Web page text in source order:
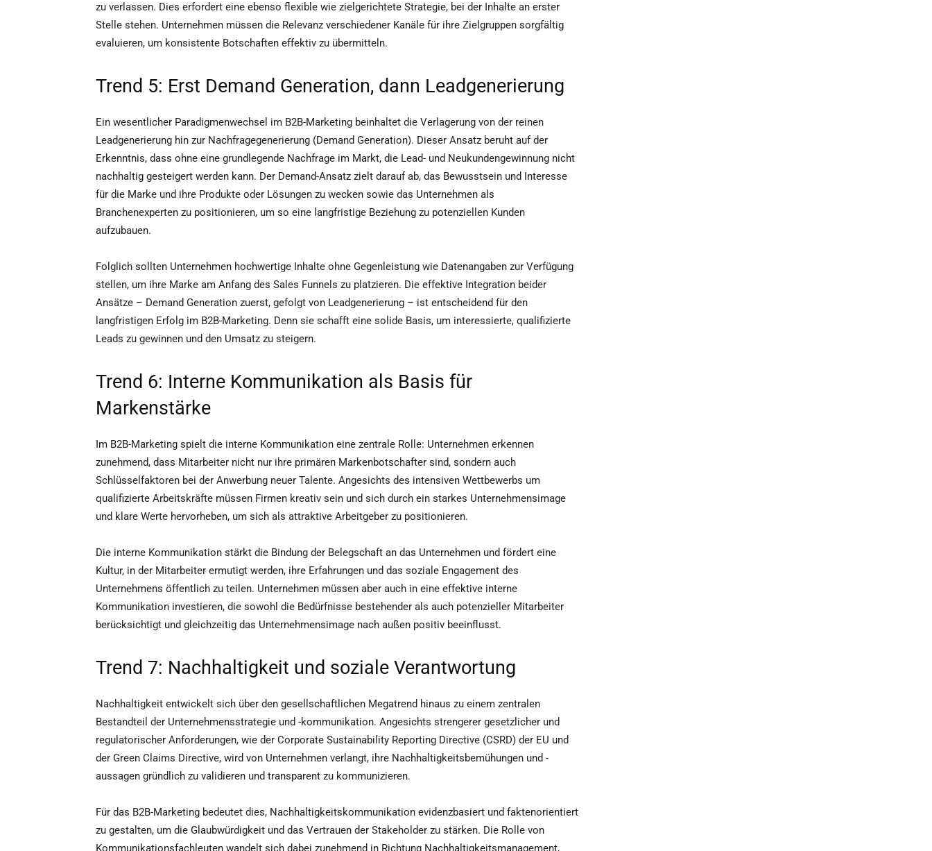
zu verlassen. Dies erfordert eine ebenso flexible wie zielgerichtete Strategie, bei der Inhalte an erster
Stelle stehen. Unternehmen müssen die Relevanz verschiedener Kanäle für ihre Zielgruppen sorgfältig
evaluieren, um konsistente Botschaften effektiv zu übermitteln.
Trend 5: Erst Demand Generation, dann Leadgenerierung
Ein wesentlicher Paradigmenwechsel im B2B-Marketing beinhaltet die Verlagerung von der reinen
Leadgenerierung hin zur Nachfragegenerierung (Demand Generation). Dieser Ansatz beruht auf der
Erkenntnis, dass ohne eine grundlegende Nachfrage im Markt, die Lead- und Neukundengewinnung nicht
nachhaltig gesteigert werden kann. Der Demand-Ansatz zielt darauf ab, das Bewusstsein und Interesse
für die Marke und ihre Produkte oder Lösungen zu wecken sowie das Unternehmen als
Branchenexperten zu positionieren, um so eine langfristige Beziehung zu potenziellen Kunden
aufzubauen.
Folglich sollten Unternehmen hochwertige Inhalte ohne Gegenleistung wie Datenangaben zur Verfügung
stellen, um ihre Marke am Anfang des Sales Funnels zu platzieren. Die effektive Integration beider
Ansätze – Demand Generation zuerst, gefolgt von Leadgenerierung – ist entscheidend für den
langfristigen Erfolg im B2B-Marketing. Denn sie schafft eine solide Basis, um interessierte, qualifizierte
Leads zu gewinnen und den Umsatz zu steigern.
Trend 6: Interne Kommunikation als Basis für
Markenstärke
Im B2B-Marketing spielt die interne Kommunikation eine zentrale Rolle: Unternehmen erkennen
zunehmend, dass Mitarbeiter nicht nur ihre primären Markenbotschafter sind, sondern auch
Schlüsselfaktoren bei der Anwerbung neuer Talente. Angesichts des intensiven Wettbewerbs um
qualifizierte Arbeitskräfte müssen Firmen kreativ sein und sich durch ein starkes Unternehmensimage
und klare Werte hervorheben, um sich als attraktive Arbeitgeber zu positionieren.
Die interne Kommunikation stärkt die Bindung der Belegschaft an das Unternehmen und fördert eine
Kultur, in der Mitarbeiter ermutigt werden, ihre Erfahrungen und das soziale Engagement des
Unternehmens öffentlich zu teilen. Unternehmen müssen aber auch in eine effektive interne
Kommunikation investieren, die sowohl die Bedürfnisse bestehender als auch potenzieller Mitarbeiter
berücksichtigt und gleichzeitig das Unternehmensimage nach außen positiv beeinflusst.
Trend 7: Nachhaltigkeit und soziale Verantwortung
Nachhaltigkeit entwickelt sich über den gesellschaftlichen Megatrend hinaus zu einem zentralen
Bestandteil der Unternehmensstrategie und -kommunikation. Angesichts strengerer gesetzlicher und
regulatorischer Anforderungen, wie der Corporate Sustainability Reporting Directive (CSRD) der EU und
der Green Claims Directive, wird von Unternehmen verlangt, ihre Nachhaltigkeitsbemühungen und -
aussagen gründlich zu validieren und transparent zu kommunizieren.
Für das B2B-Marketing bedeutet dies, Nachhaltigkeitskommunikation evidenzbasiert und faktenorientiert
zu gestalten, um die Glaubwürdigkeit und das Vertrauen der Stakeholder zu stärken. Die Rolle von
Kommunikationsfachleuten wandelt sich dabei zunehmend in Richtung Nachhaltigkeitsmanagement,